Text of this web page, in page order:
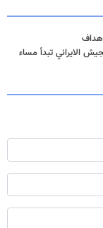
الجوي للجيش الايراني تبدأ مساء